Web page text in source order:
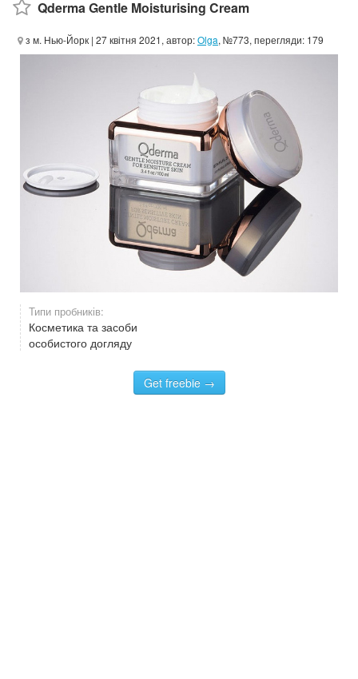
Qderma Gentle Moisturising Cream
з м. Нью-Йорк | 27 квітня 2021, автор:Olga, №773, перегляди: 179
Типи пробників:
Косметика та засоби
особистого догляду
Get freebie →